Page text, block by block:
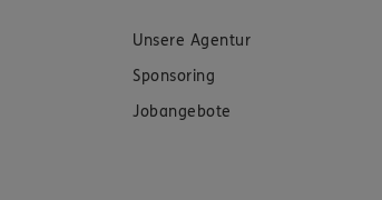
Unsere Agentur
Sponsoring
Jobangebote